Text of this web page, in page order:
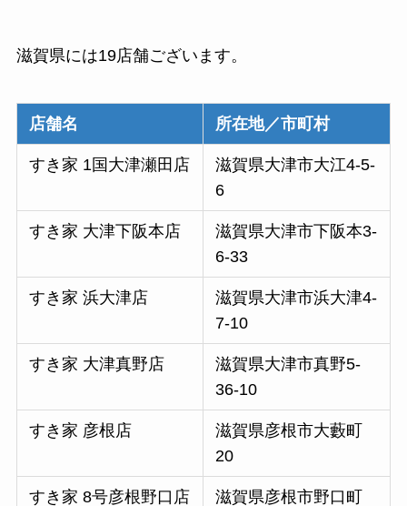
滋賀県には19店舗ございます。
店舗名 所在地／市町村
すき家 1国大津瀬田店
滋賀県大津市大江4-5-
6
すき家 大津下阪本店
滋賀県大津市下阪本3-
6-33
すき家 浜大津店
滋賀県大津市浜大津4-
7-10
すき家 大津真野店
滋賀県大津市真野5-
36-10
すき家 彦根店
滋賀県彦根市大藪町
20
すき家 8号彦根野口店
滋賀県彦根市野口町